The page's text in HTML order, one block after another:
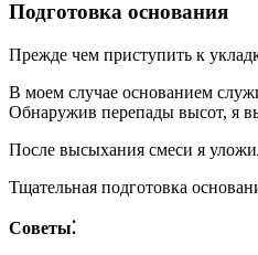
Подготовка основания
Прежде чем приступить к
В моем случае основанием
Обнаружив перепады высот, я
После высыхания смеси я
Тщательная подготовка
Советы⁚